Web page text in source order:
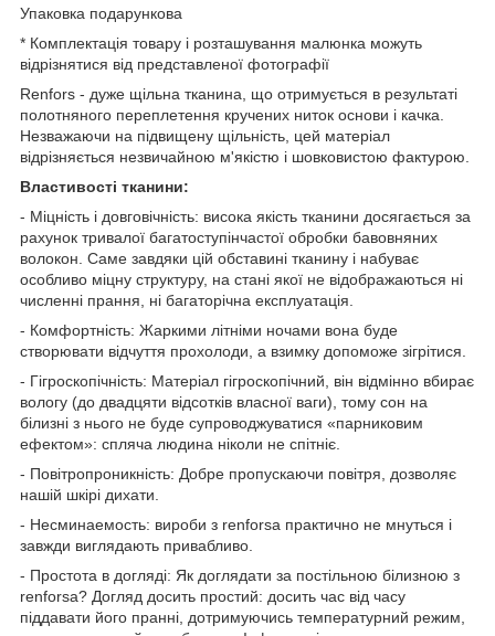
Упаковка подарункова
* Комплектація товару і розташування малюнка можуть
відрізнятися від представленої фотографії
Renfors - дуже щільна тканина, що отримується в результаті
полотняного переплетення кручених ниток основи і качка.
Незважаючи на підвищену щільність, цей матеріал
відрізняється незвичайною м'якістю і шовковистою фактурою.
Властивості тканини:
- Міцність і довговічність: висока якість тканини досягається за
рахунок тривалої багатоступінчастої обробки бавовняних
волокон. Саме завдяки цій обставині тканину і набуває
особливо міцну структуру, на стані якої не відображаються ні
численні прання, ні багаторічна експлуатація.
- Комфортність: Жаркими літніми ночами вона буде
створювати відчуття прохолоди, а взимку допоможе зігрітися.
- Гігроскопічність: Матеріал гігроскопічний, він відмінно вбирає
вологу (до двадцяти відсотків власної ваги), тому сон на
білизні з нього не буде супроводжуватися «парниковим
ефектом»: спляча людина ніколи не спітніє.
- Повітропроникність: Добре пропускаючи повітря, дозволяє
нашій шкірі дихати.
- Несминаемость: вироби з renforsa практично не мнуться і
завжди виглядають привабливо.
- Простота в догляді: Як доглядати за постільною білизною з
renforsa? Догляд досить простий: досить час від часу
піддавати його пранні, дотримуючись температурний режим,